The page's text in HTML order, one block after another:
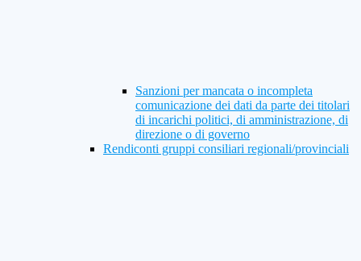
Sanzioni per mancata o incompleta
comunicazione dei dati da parte dei titolari
di incarichi politici, di amministrazione, di
direzione o di governo
Rendiconti gruppi consiliari regionali/provinciali